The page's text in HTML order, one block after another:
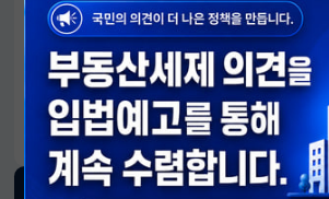
알림판
국민이 만든 대전환의 길-회복과 도약, 모두의 1